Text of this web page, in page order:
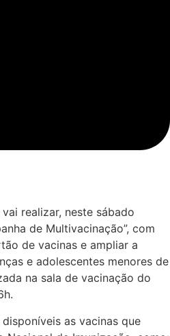
realizar, neste sábado
de Multivacinação”, com
de vacinas e ampliar a
e adolescentes menores de
na sala de vacinação do
disponíveis as vacinas que